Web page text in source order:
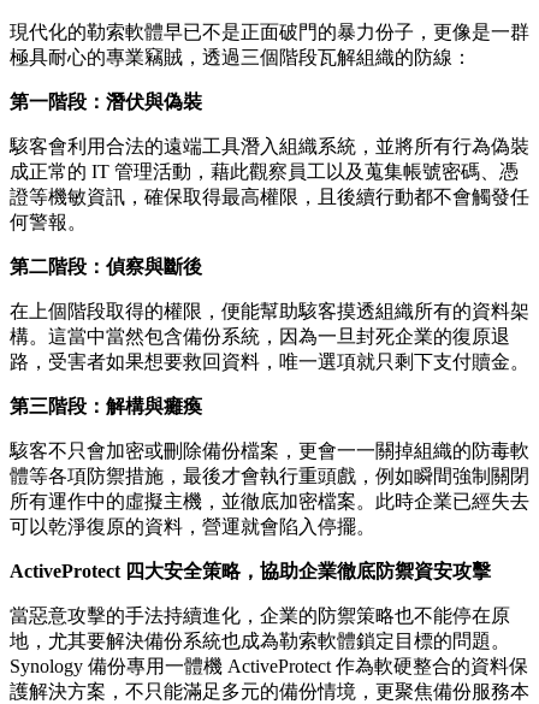
現代化的勒索軟體早已不是正面破門的暴力份子，更像是一群
極具耐心的專業竊賊，透過三個階段瓦解組織的防線：
第一階段：潛伏與偽裝
駭客會利用合法的遠端工具潛入組織系統，並將所有行為偽裝
成正常的 IT 管理活動，藉此觀察員工以及蒐集帳號密碼、憑
證等機敏資訊，確保取得最高權限，且後續行動都不會觸發任
何警報。
第二階段：偵察與斷後
在上個階段取得的權限，便能幫助駭客摸透組織所有的資料架
構。這當中當然包含備份系統，因為一旦封死企業的復原退
路，受害者如果想要救回資料，唯一選項就只剩下支付贖金。
第三階段：解構與癱瘓
駭客不只會加密或刪除備份檔案，更會一一關掉組織的防毒軟
體等各項防禦措施，最後才會執行重頭戲，例如瞬間強制關閉
所有運作中的虛擬主機，並徹底加密檔案。此時企業已經失去
可以乾淨復原的資料，營運就會陷入停擺。
ActiveProtect 四大安全策略，協助企業徹底防禦資安攻擊
當惡意攻擊的手法持續進化，企業的防禦策略也不能停在原
地，尤其要解決備份系統也成為勒索軟體鎖定目標的問題。
Synology 備份專用一體機 ActiveProtect 作為軟硬整合的資料保
護解決方案，不只能滿足多元的備份情境，更聚焦備份服務本